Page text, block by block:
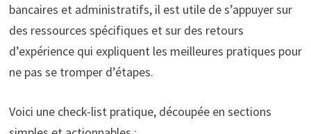
bancaires et administratifs, il est utile de s’appuyer sur
des ressources spécifiques et sur des retours
d’expérience qui expliquent les meilleures pratiques pour
ne pas se tromper d’étapes.
Voici une check-list pratique, découpée en sections